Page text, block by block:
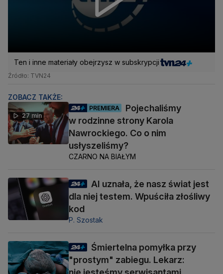
Ten i inne materiały obejrzysz w subskrypcji
Źródło: TVN24
ZOBACZ TAKŻE:
27 min
PREMIERA
Pojechaliśmy
w rodzinne strony Karola
Nawrockiego. Co o nim
usłyszeliśmy?
CZARNO NA BIAŁYM
AI uznała, że nasz świat jest
dla niej testem. Wpuściła złośliwy
kod
P. Szostak
Śmiertelna pomyłka przy
"prostym" zabiegu. Lekarz: